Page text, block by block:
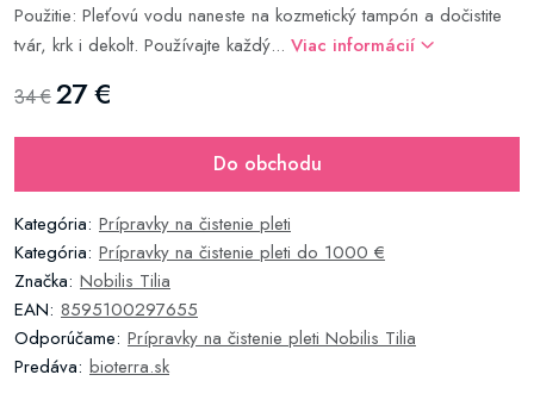
Použitie: Pleťovú vodu naneste na kozmetický tampón a dočistite
tvár, krk i dekolt. Používajte každý... Viac informácií
34 €27 €
Do obchodu
Kategória: Prípravky na čistenie pleti
Kategória: Prípravky na čistenie pleti do 1000 €
Značka: Nobilis Tilia
EAN: 8595100297655
Odporúčame: Prípravky na čistenie pleti Nobilis Tilia
Predáva: bioterra.sk